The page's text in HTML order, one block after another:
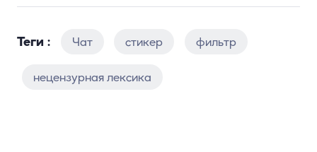
Теги : Чат стикер
фильтр
нецензурная лексика